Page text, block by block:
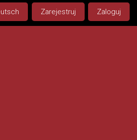
Zarejestruj Zaloguj